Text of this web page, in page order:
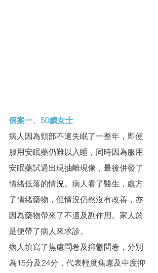
個案一、50歲女士
病人因為頸部不適失眠了一整年，即使
服用安眠藥仍難以入睡，同時因為服用
安眠藥試過出現抽離現像，最後併發了
情緒低落的情況。病人看了醫生，處方
了情緒藥物，但情況仍然沒有改善，亦
因為藥物帶來了不適及副作用。家人於
是便帶了病人來求診。
病人填寫了焦慮問卷及抑鬱問卷，分別
為15分及24分，代表輕度焦慮及中度抑